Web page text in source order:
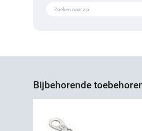
Bijbehorende